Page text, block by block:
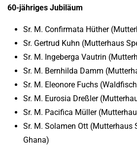
60-jähriges Jubiläum
Sr. M. Confirmata Hüther
Sr. Gertrud Kuhn (Mutterhaus
Sr. M. Ingeberga Vautrin
Sr. M. Bernhilda Damm
Sr. M. Eleonore Fuchs
Sr. M. Eurosia Dreßler
Sr. M. Pacifica Müller
Sr. M. Solamen Ott (Mutterhaus
Ghana)